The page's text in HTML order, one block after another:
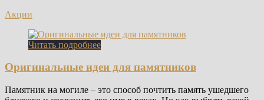
Акции
Читать подробнее
Оригинальные идеи для памятников
Памятник на могиле – это способ почтить память ушедшего